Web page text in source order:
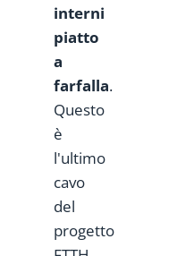
interni
piatto
a
farfalla.
Questo
è
l'ultimo
cavo
del
progetto